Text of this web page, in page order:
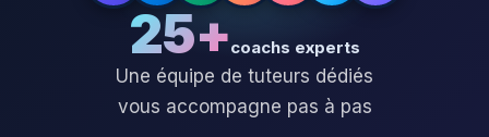
25+coachs experts
Une équipe de tuteurs dédiés
vous accompagne pas à pas